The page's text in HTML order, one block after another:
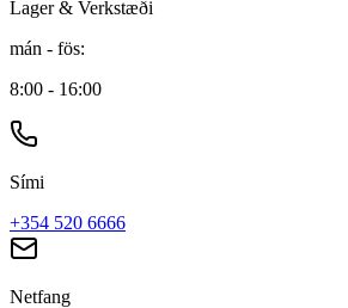
Lager & Verkstæði
mán - fös:
8:00 - 16:00
Sími
+354 520 6666
Netfang